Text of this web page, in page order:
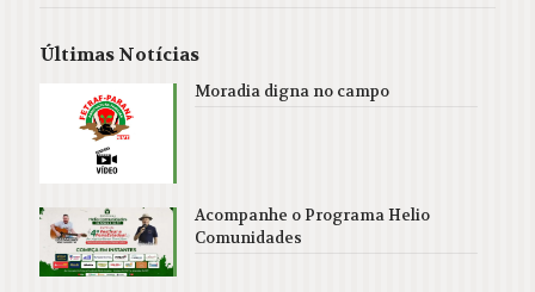
Últimas Notícias
Moradia digna no campo
Acompanhe o Programa Helio
Comunidades